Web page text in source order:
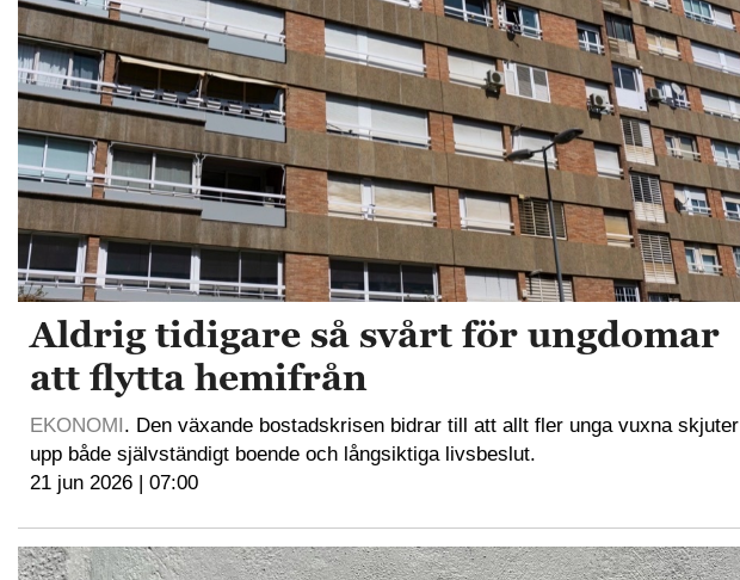
Aldrig tidigare så svårt för ungdomar
att flytta hemifrån
EKONOMI. Den växande bostadskrisen bidrar till att allt fler unga vuxna skjuter
upp både självständigt boende och långsiktiga livsbeslut.
21 jun 2026 | 07:00